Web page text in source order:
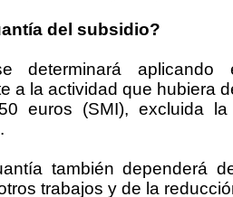
del subsidio?
determinará
a la actividad que hubiera
euros (SMI), excluida
también dependerá
trabajos y de la